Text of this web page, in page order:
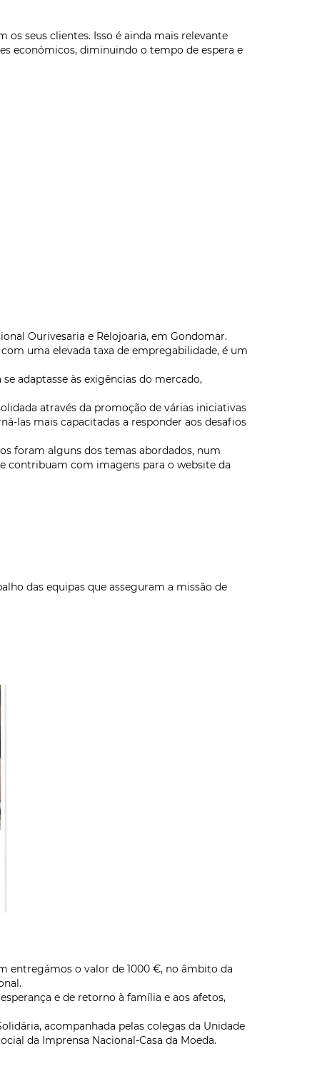
seus clientes. Isso é ainda mais relevante
económicos, diminuindo o tempo de espera e
Ourivesaria e Relojoaria, em Gondomar.
uma elevada taxa de empregabilidade, é um
adaptasse às exigências do mercado,
através da promoção de várias iniciativas
las mais capacitadas a responder aos desafios
foram alguns dos temas abordados, num
contribuam com imagens para o website da
das equipas que asseguram a missão de
entregámos o valor de 1000 €, no âmbito da
e de retorno à família e aos afetos,
acompanhada pelas colegas da Unidade
da Imprensa Nacional-Casa da Moeda.